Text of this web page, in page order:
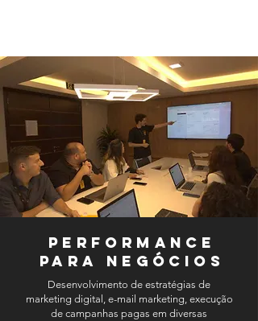
PERFORMANCE
PARA NEGÓCIOS
Desenvolvimento de estratégias de
marketing digital, e-mail marketing, execução
de campanhas pagas em diversas